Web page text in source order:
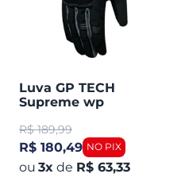
Luva GP TECH
Supreme wp
R$ 189,99
R$ 180,49
3x de R$ 63,33